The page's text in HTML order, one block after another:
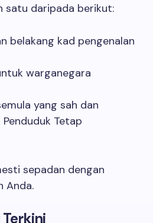
satu daripada berikut:
belakang kad pengenalan
warganegara
yang sah dan
Tetap
sepadan dengan
Anda.